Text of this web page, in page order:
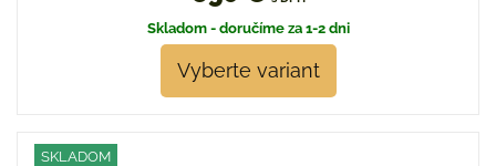
Skladom - doručíme za 1-2 dni
Vyberte variant
SKLADOM